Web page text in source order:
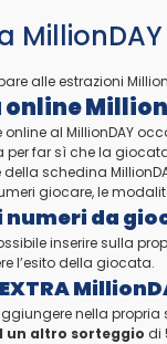
MillionDAY
alle estrazioni
online
online al MillionDAY
per far sì che la
schedina
giocare, le
numeri da
inserire sulla
l’esito della giocata.
nella propria
un altro sorteggio di